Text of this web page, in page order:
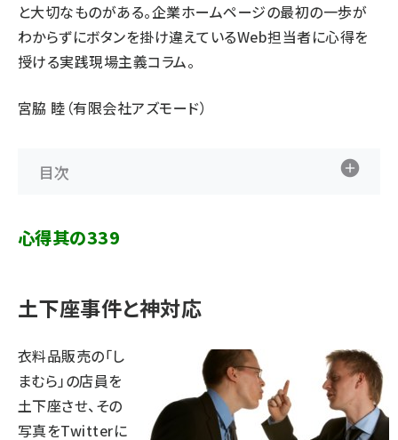
と大切なものがある。企業ホームページの最初の一歩が
わからずにボタンを掛け違えているWeb担当者に心得を
授ける実践現場主義コラム。
宮脇 睦（有限会社アズモード）
目次
心得其の339
土下座事件と神対応
衣料品販売の「し
まむら」の店員を
土下座させ、その
写真をTwitterに